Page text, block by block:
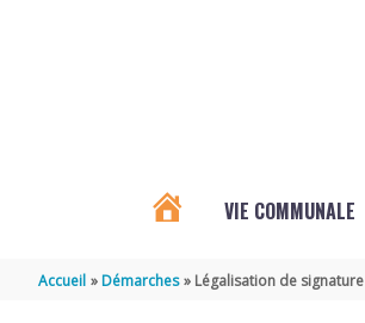
VIE COMMUNALE
Accueil Démarches Légalisation de signature